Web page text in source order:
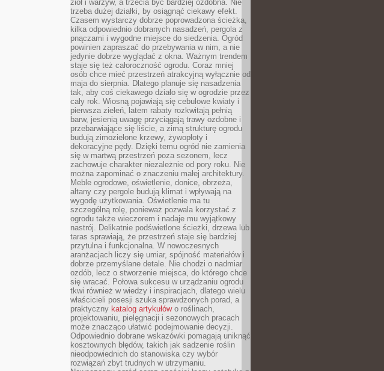
ziół i warzyw, a trzecia być bardziej ozdobna. Nie
trzeba dużej działki, by osiągnąć ciekawy efekt.
Czasem wystarczy dobrze poprowadzona ścieżka,
kilka odpowiednio dobranych nasadzeń, pergola z
pnączami i wygodne miejsce do siedzenia. Ogród
powinien zapraszać do przebywania w nim, a nie
jedynie dobrze wyglądać z okna. Ważnym trendem
staje się też całoroczność ogrodu. Coraz mniej
osób chce mieć przestrzeń atrakcyjną wyłącznie od
maja do sierpnia. Dlatego planuje się nasadzenia
tak, aby coś ciekawego działo się w ogrodzie przez
cały rok. Wiosną pojawiają się cebulowe kwiaty i
pierwsza zieleń, latem rabaty rozkwitają pełnią
barw, jesienią uwagę przyciągają trawy ozdobne i
przebarwiające się liście, a zimą strukturę ogrodu
budują zimozielone krzewy, żywopłoty i
dekoracyjne pędy. Dzięki temu ogród nie zamienia
się w martwą przestrzeń poza sezonem, lecz
zachowuje charakter niezależnie od pory roku. Nie
można zapominać o znaczeniu małej architektury.
Meble ogrodowe, oświetlenie, donice, obrzeża,
altany czy pergole budują klimat i wpływają na
wygodę użytkowania. Oświetlenie ma tu
szczególną rolę, ponieważ pozwala korzystać z
ogrodu także wieczorem i nadaje mu wyjątkowy
nastrój. Delikatnie podświetlone ścieżki, drzewa lub
taras sprawiają, że przestrzeń staje się bardziej
przytulna i funkcjonalna. W nowoczesnych
aranżacjach liczy się umiar, spójność materiałów i
dobrze przemyślane detale. Nie chodzi o nadmiar
ozdób, lecz o stworzenie miejsca, do którego chce
się wracać. Połowa sukcesu w urządzaniu ogrodu
tkwi również w wiedzy i inspiracjach, dlatego wielu
właścicieli posesji szuka sprawdzonych porad, a
praktyczny katalog artykułówo roślinach,
projektowaniu, pielęgnacji i sezonowych pracach
może znacząco ułatwić podejmowanie decyzji.
Odpowiednio dobrane wskazówki pomagają uniknąć
kosztownych błędów, takich jak sadzenie roślin
nieodpowiednich do stanowiska czy wybór
rozwiązań zbyt trudnych w utrzymaniu.